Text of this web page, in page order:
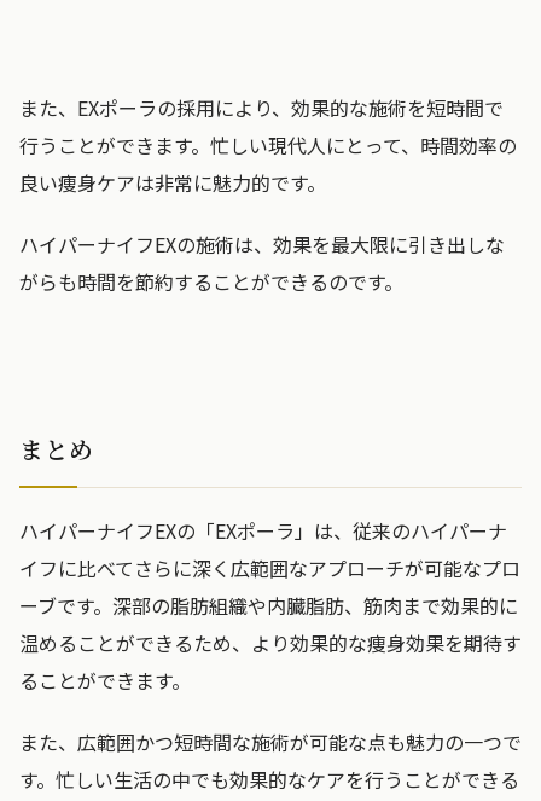
また、EXポーラの採用により、効果的な施術を短時間で
行うことができます。忙しい現代人にとって、時間効率の
良い痩身ケアは非常に魅力的です。
ハイパーナイフEXの施術は、効果を最大限に引き出しな
がらも時間を節約することができるのです。
まとめ
ハイパーナイフEXの「EXポーラ」は、従来のハイパーナ
イフに比べてさらに深く広範囲なアプローチが可能なプロ
ーブです。深部の脂肪組織や内臓脂肪、筋肉まで効果的に
温めることができるため、より効果的な痩身効果を期待す
ることができます。
また、広範囲かつ短時間な施術が可能な点も魅力の一つで
す。忙しい生活の中でも効果的なケアを行うことができる